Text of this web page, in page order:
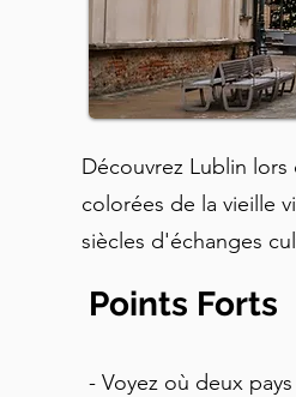
Découvrez Lublin
colorées de la vieille
siècles d'échanges
Points Forts
- Voyez où deux